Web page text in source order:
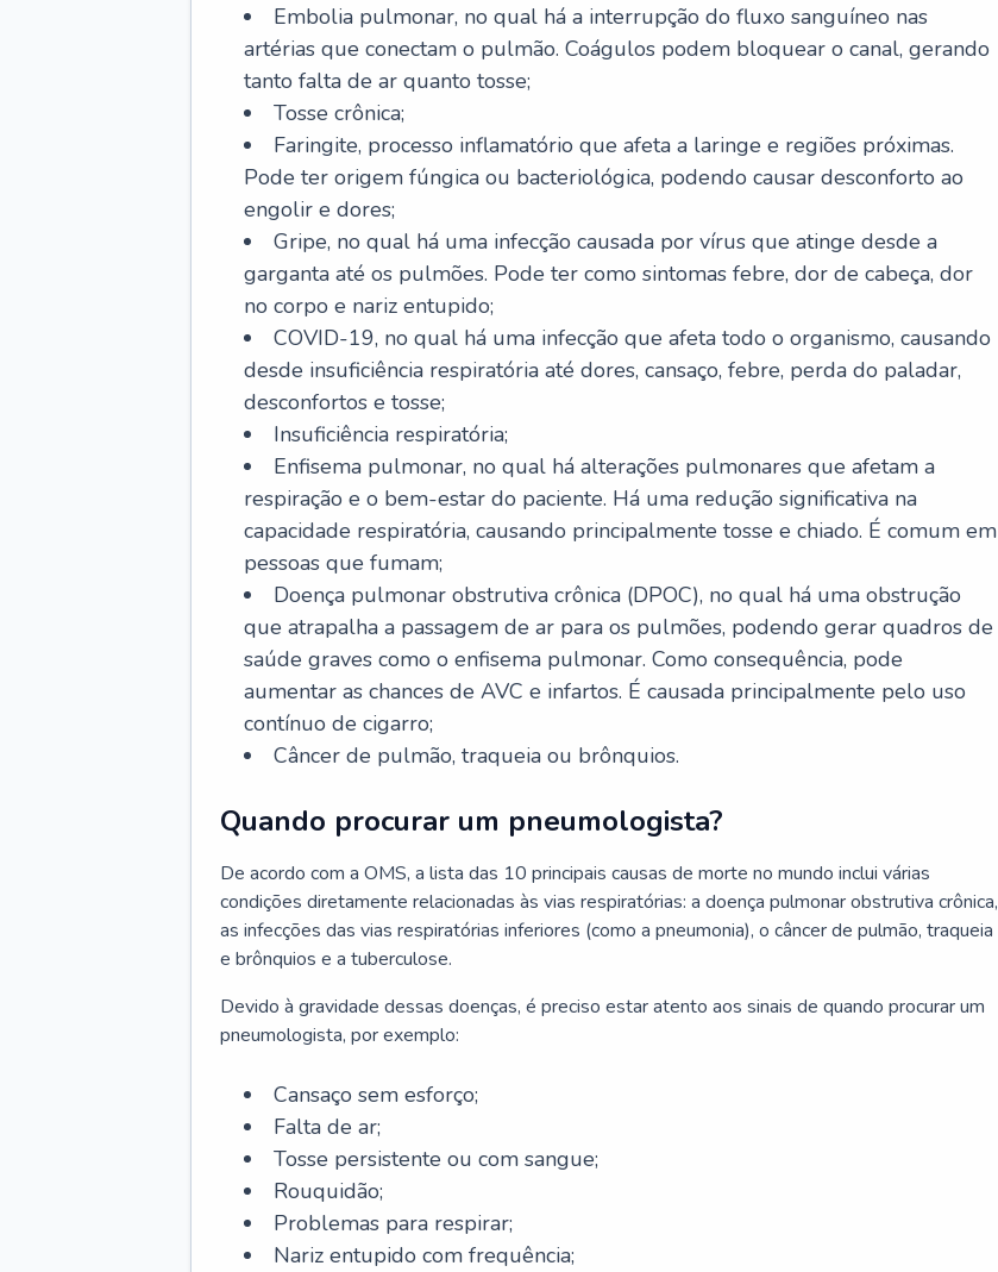
Embolia pulmonar, no qual há a interrupção do fluxo sanguíneo nas
artérias que conectam o pulmão. Coágulos podem bloquear o canal, gerando
tanto falta de ar quanto tosse;
Tosse crônica;
Faringite, processo inflamatório que afeta a laringe e regiões próximas.
Pode ter origem fúngica ou bacteriológica, podendo causar desconforto ao
engolir e dores;
Gripe, no qual há uma infecção causada por vírus que atinge desde a
garganta até os pulmões. Pode ter como sintomas febre, dor de cabeça, dor
no corpo e nariz entupido;
COVID-19, no qual há uma infecção que afeta todo o organismo, causando
desde insuficiência respiratória até dores, cansaço, febre, perda do paladar,
desconfortos e tosse;
Insuficiência respiratória;
Enfisema pulmonar, no qual há alterações pulmonares que afetam a
respiração e o bem-estar do paciente. Há uma redução significativa na
capacidade respiratória, causando principalmente tosse e chiado. É comum em
pessoas que fumam;
Doença pulmonar obstrutiva crônica (DPOC), no qual há uma obstrução
que atrapalha a passagem de ar para os pulmões, podendo gerar quadros de
saúde graves como o enfisema pulmonar. Como consequência, pode
aumentar as chances de AVC e infartos. É causada principalmente pelo uso
contínuo de cigarro;
Câncer de pulmão, traqueia ou brônquios.
Quando procurar um pneumologista?
De acordo com a OMS, a lista das 10 principais causas de morte no mundo inclui várias
condições diretamente relacionadas às vias respiratórias: a doença pulmonar obstrutiva crônica,
as infecções das vias respiratórias inferiores (como a pneumonia), o câncer de pulmão, traqueia
e brônquios e a tuberculose.
Devido à gravidade dessas doenças, é preciso estar atento aos sinais de quando procurar um
pneumologista, por exemplo:
Cansaço sem esforço;
Falta de ar;
Tosse persistente ou com sangue;
Rouquidão;
Problemas para respirar;
Nariz entupido com frequência;